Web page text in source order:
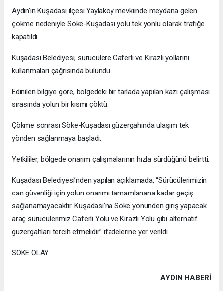
Aydın’ın Kuşadası ilçesi Yaylaköy mevkiinde meydana gelen
çökme nedeniyle Söke-Kuşadası yolu tek yönlü olarak trafiğe
kapatıldı.
Kuşadası Belediyesi, sürücülere Caferli ve Kirazlı yollarını
kullanmaları çağrısında bulundu.
Edinilen bilgiye göre, bölgedeki bir tarlada yapılan kazı çalışması
sırasında yolun bir kısmı çöktü.
Çökme sonrası Söke-Kuşadası güzergahında ulaşım tek
yönden sağlanmaya başladı.
Yetkililer, bölgede onarım çalışmalarının hızla sürdüğünü belirtti.
Kuşadası Belediyesi’nden yapılan açıklamada, “Sürücülerimizin
can güvenliği için yolun onarımı tamamlanana kadar geçiş
sağlanamayacaktır. Kuşadası’na Söke yönünden giriş yapacak
araç sürücülerimiz Caferli Yolu ve Kirazlı Yolu gibi alternatif
güzergahları tercih etmelidir” ifadelerine yer verildi.
SÖKE OLAY
AYDIN HABERİ